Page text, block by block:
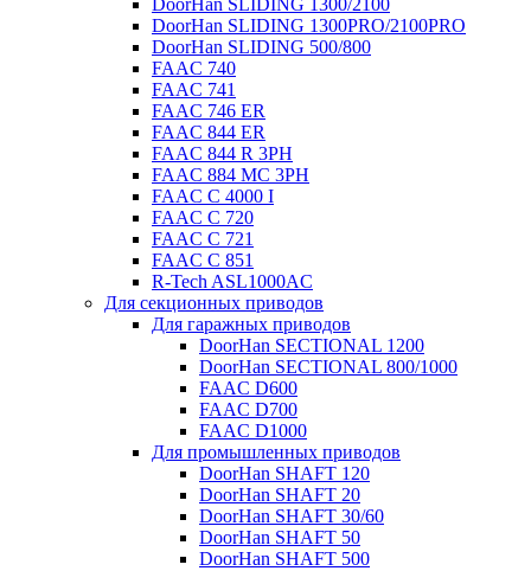
DoorHan SLIDING 1300/2100
DoorHan SLIDING 1300PRO/2100PRO
DoorHan SLIDING 500/800
FAAC 740
FAAC 741
FAAC 746 ER
FAAC 844 ER
FAAC 844 R 3PH
FAAC 884 MC 3PH
FAAC C 4000 I
FAAC C 720
FAAC C 721
FAAC C 851
R-Tech ASL1000AC
Для секционных приводов
Для гаражных приводов
DoorHan SECTIONAL 1200
DoorHan SECTIONAL 800/1000
FAAC D600
FAAC D700
FAAC D1000
Для промышленных приводов
DoorHan SHAFT 120
DoorHan SHAFT 20
DoorHan SHAFT 30/60
DoorHan SHAFT 50
DoorHan SHAFT 500